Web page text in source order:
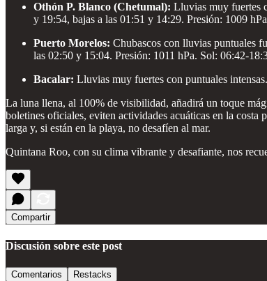
Othón P. Blanco (Chetumal): Lluvias muy fuertes
y 19:54, bajas a las 01:51 y 14:29. Presión: 1009
Puerto Morelos: Chubascos con lluvias puntuales
las 02:50 y 15:04. Presión: 1011 hPa. Sol: 06:42-
Bacalar: Lluvias muy fuertes con puntuales
La luna llena, al 100% de visibilidad, añadirá un toque
boletines oficiales, eviten actividades acuáticas en la
larga y, si están en la playa, no desafíen al mar.
Quintana Roo, con su clima vibrante y desafiante, nos
Compartir
Discusión sobre este post
Comentarios Restacks